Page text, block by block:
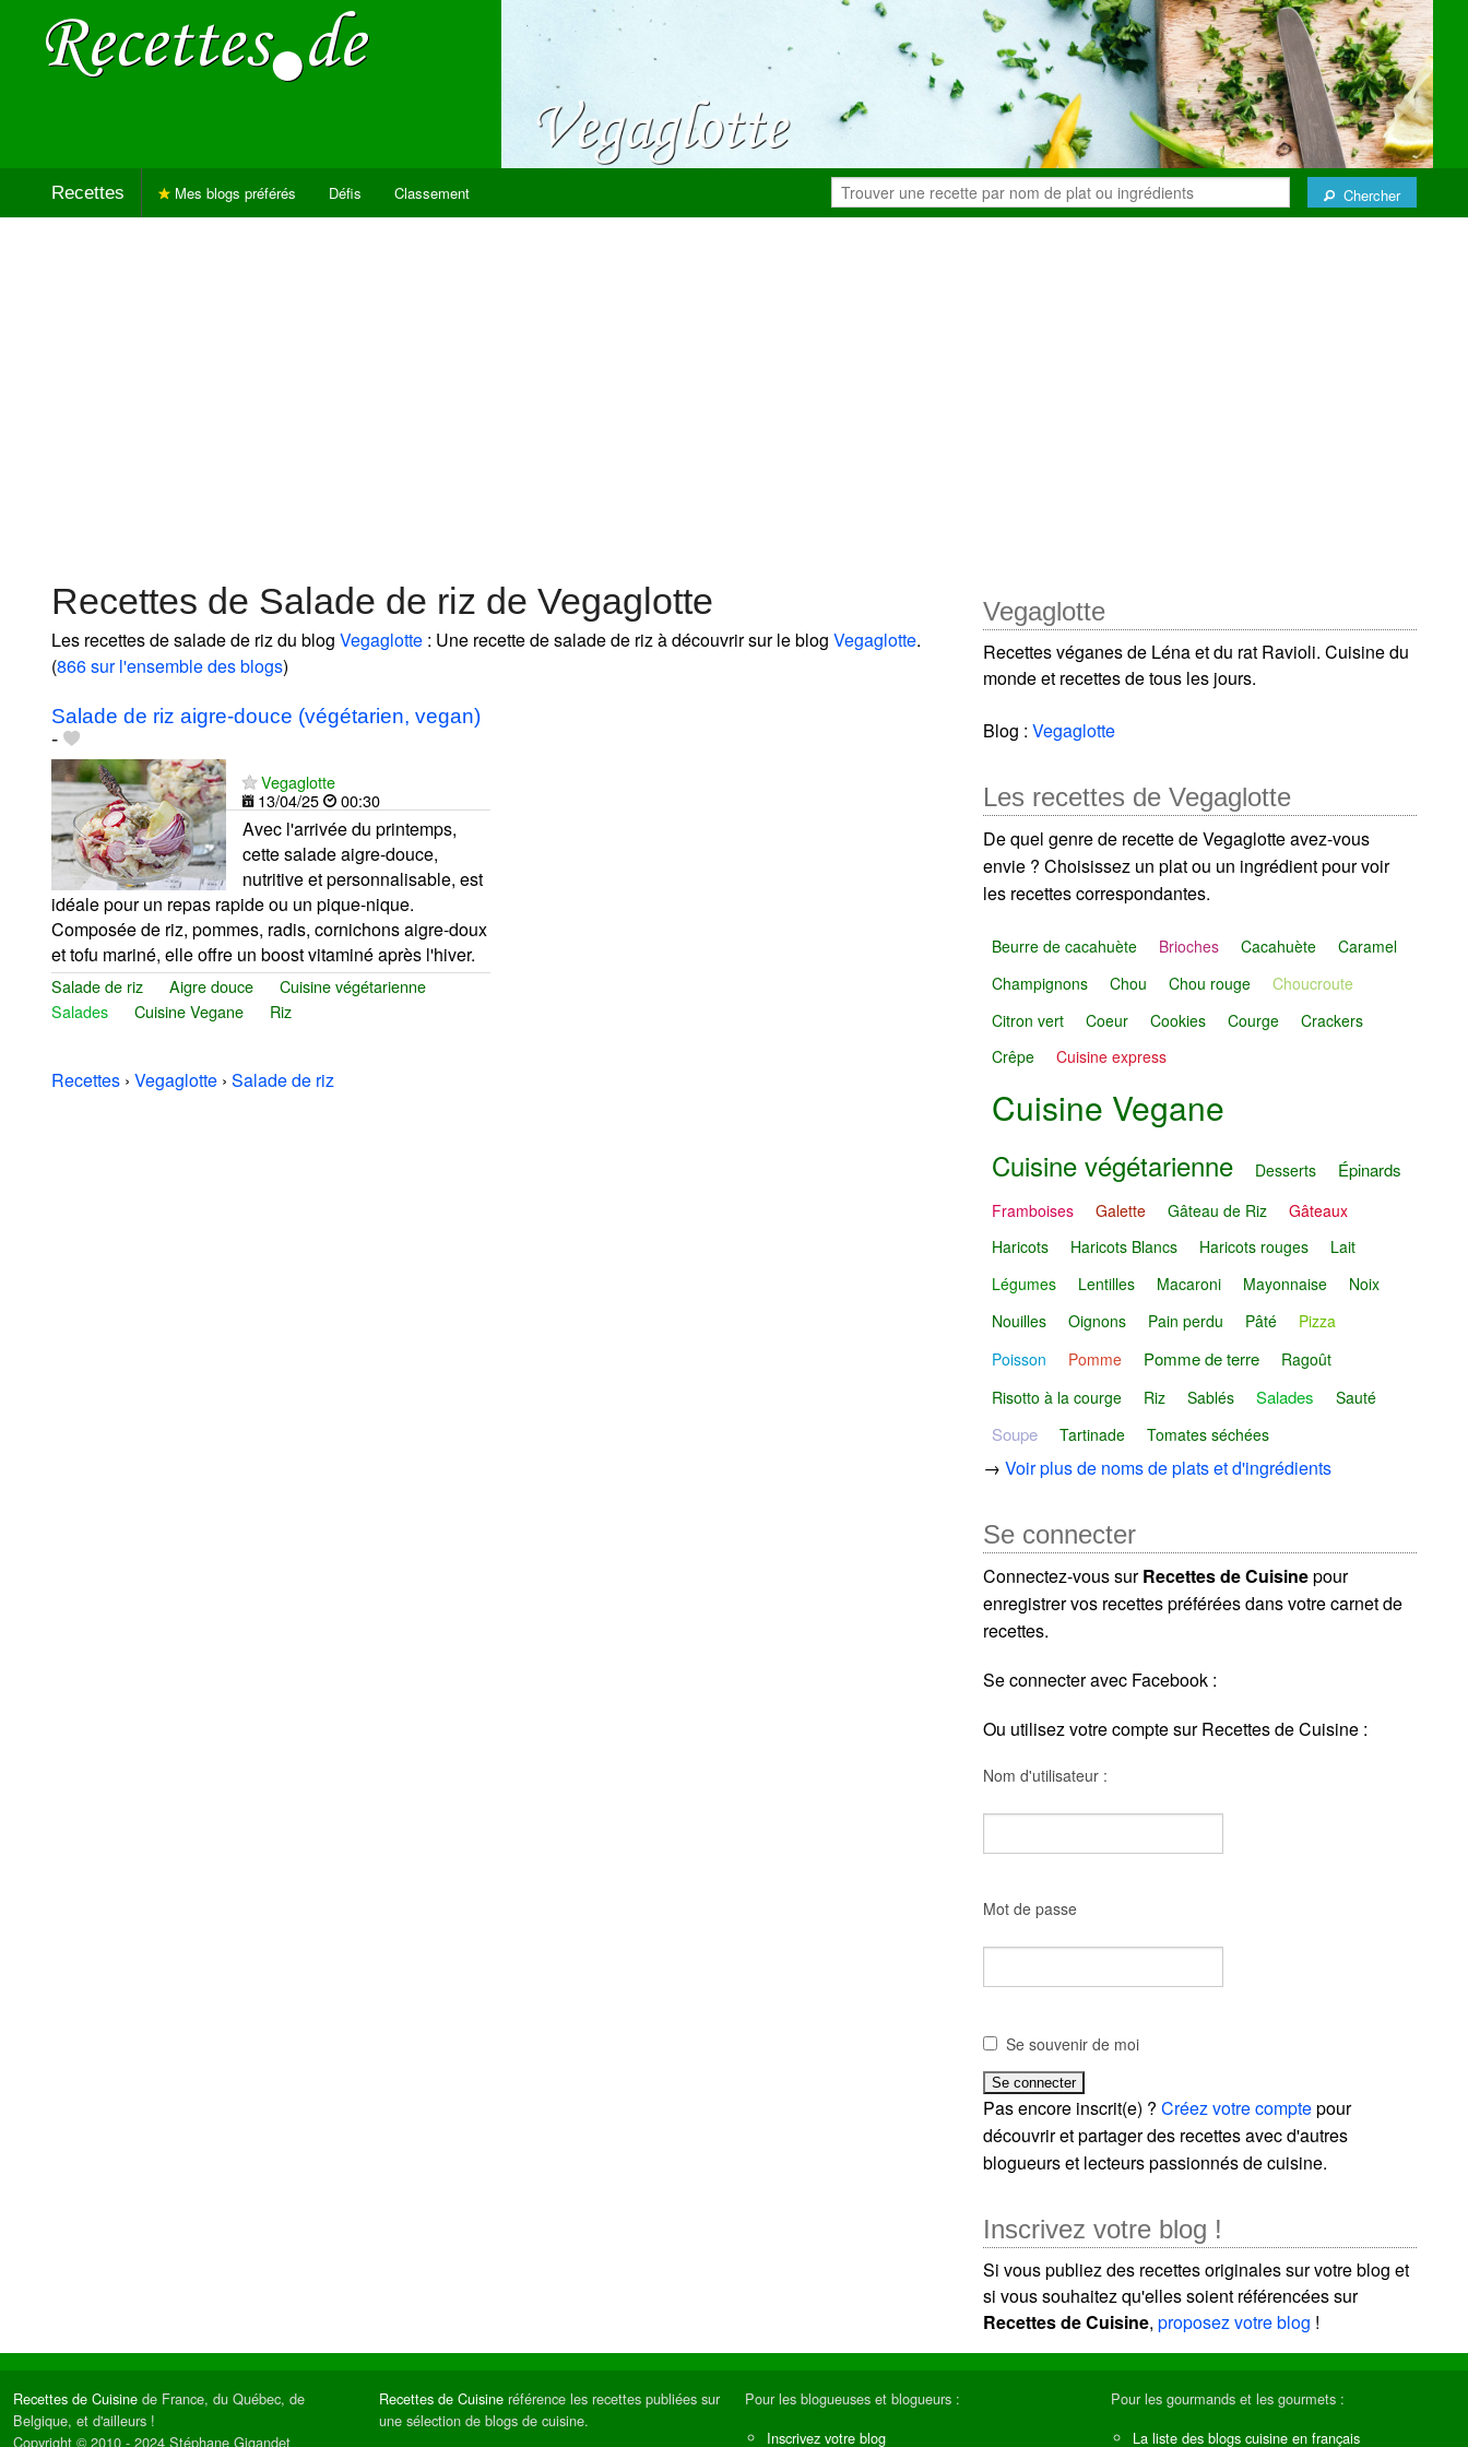
Recettes Chercher
Mes blogs préférés Défis Classement
Recettes de Salade de riz de Vegaglotte
Les recettes de salade de riz du blog Vegaglotte : Une recette de salade de riz à découvrir sur le blog Vegaglotte.
(866 sur l'ensemble des blogs)
Salade de riz aigre-douce (végétarien, vegan)
-
Vegaglotte
13/04/25
00:30
Avec l'arrivée du printemps,
cette salade aigre-douce,
nutritive et personnalisable, est
idéale pour un repas rapide ou un pique-nique.
Composée de riz, pommes, radis, cornichons aigre-doux
et tofu mariné, elle offre un boost vitaminé après l'hiver.
Salade de riz Aigre douce
Cuisine végétarienne
Salades
Cuisine Vegane Riz
Recettes › Vegaglotte › Salade de riz
Vegaglotte
Recettes véganes de Léna et du rat Ravioli. Cuisine du
monde et recettes de tous les jours.
Blog :Vegaglotte
Les recettes de Vegaglotte
De quel genre de recette de Vegaglotte avez-vous
envie ? Choisissez un plat ou un ingrédient pour voir
les recettes correspondantes.
Beurre de cacahuète Brioches Cacahuète
Caramel
Champignons
Chou Chou rouge
Choucroute
Citron vert
Coeur Cookies Courge
Crackers
Crêpe
Cuisine express
Cuisine Vegane
Cuisine végétarienne Desserts Épinards
Framboises Galette Gâteau de Riz
Gâteaux
Haricots
Haricots Blancs Haricots rouges
Lait
Légumes
Lentilles Macaroni Mayonnaise
Noix
Nouilles
Oignons Pain perdu Pâté
Pizza
Poisson
Pomme Pomme de terre
Ragoût
Risotto à la courge
Riz Sablés Salades Sauté
Soupe Tartinade Tomates séchées
→Voir plus de noms de plats et d'ingrédients
Se connecter
Connectez-vous surRecettes de Cuisinepour
enregistrer vos recettes préférées dans votre carnet de
recettes.
Se connecter avec Facebook :
Ou utilisez votre compte sur Recettes de Cuisine :
Nom d'utilisateur :
Mot de passe
Se souvenir de moi
Pas encore inscrit(e) ?Créez votre comptepour
découvrir et partager des recettes avec d'autres
blogueurs et lecteurs passionnés de cuisine.
Inscrivez votre blog !
Si vous publiez des recettes originales sur votre blog et
si vous souhaitez qu'elles soient référencées sur
Recettes de Cuisine,proposez votre blog !
Recettes de Cuisine de France, du Québec, de
Belgique, et d'ailleurs !
Copyright © 2010 - 2024 Stéphane Gigandet
Recettes de Cuisine référence les recettes publiées sur
une sélection de blogs de cuisine.
Pour les blogueuses et blogueurs :
Inscrivez votre blog
Pour les gourmands et les gourmets :
La liste des blogs cuisine en français